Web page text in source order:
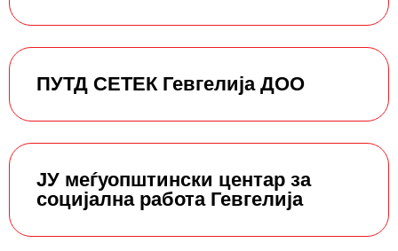
ПУТД СЕТЕК Гевгелија ДОО
ЈУ меѓуопштински центар за
социјална работа Гевгелија